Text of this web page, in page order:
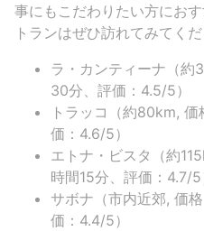
事にもこだわりたい方にお
トランはぜひ訪れてみてくだ
ラ・カンティーナ（約
30分、評価：4.5/5）
トラッコ（約80km,
価：4.6/5）
エトナ・ビスタ（約
時間15分、評価：4.7/5
サボナ（市内近郊, 価
価：4.4/5）